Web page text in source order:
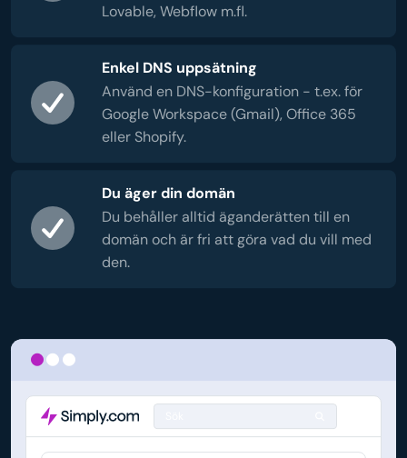
Lovable, Webflow m.fl.
Enkel DNS uppsätning
Använd en DNS-konfiguration - t.ex. för
Google Workspace (Gmail), Office 365
eller Shopify.
Du äger din domän
Du behåller alltid äganderätten till en
domän och är fri att göra vad du vill med
den.